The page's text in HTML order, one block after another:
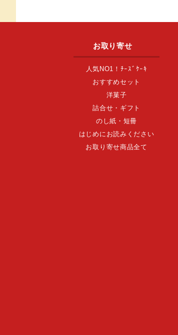
お取り寄せ
人気NO1！ﾁｰｽﾞｹｰｷ
おすすめセット
洋菓子
詰合せ・ギフト
のし紙・短冊
はじめにお読みください
お取り寄せ商品全て